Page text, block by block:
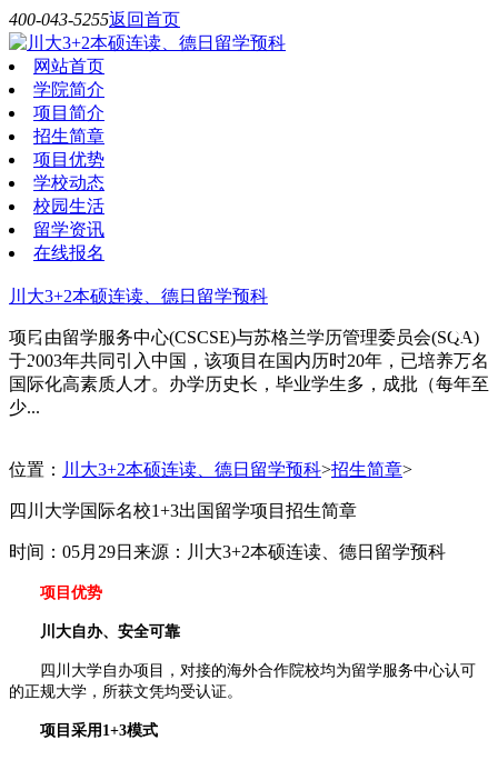
400-043-5255返回首页
网站首页
学院简介
项目简介
招生简章
项目优势
学校动态
校园生活
留学资讯
在线报名
川大3+2本硕连读、德日留学预科
项目由留学服务中心(CSCSE)与苏格兰学历管理委员会(SQA)
于2003年共同引入中国，该项目在国内历时20年，已培养万名
国际化高素质人才。办学历史长，毕业学生多，成批（每年至
少...
位置： 川大3+2本硕连读、德日留学预科>招生简章>
四川大学国际名校1+3出国留学项目招生简章
时间：05月29日 来源：川大3+2本硕连读、德日留学预科
项目优势
川大自办、安全可靠
四川大学自办项目，对接的海外合作院校均为留学服务中心认可
的正规大学，所获文凭均受认证。
项目采用1+3模式